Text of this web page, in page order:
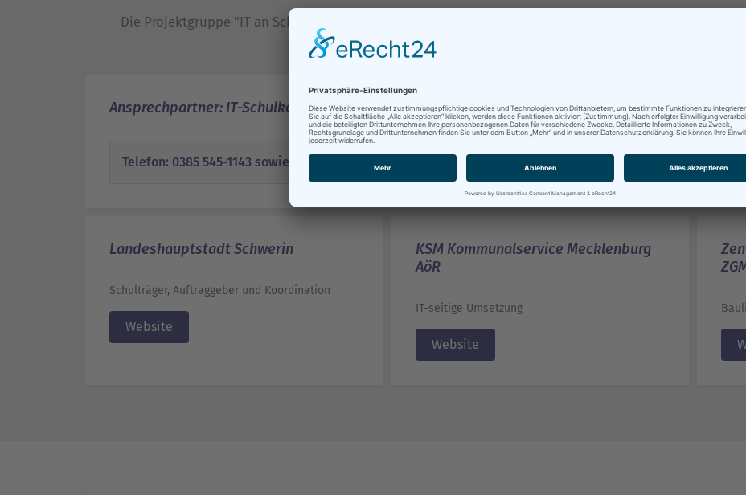
Die Projektgruppe "IT an Schule" setzt sich aus Mitarbeitern der Stadtverwaltung, Mitarbeitern des
Mitarbeitern des IT-Dienstleisters KSM zusammen.
Ansprechpartner: IT-Schulkoordinatorin Frau Brandt
Telefon: 0385 545-1143 sowie E-Mail: schulit-lhs@schwerin.de
Landeshauptstadt Schwerin
Schulträger, Auftraggeber und Koordination
Website
KSM Kommunalservice Mecklenburg
AöR
IT-seitige Umsetzung
Website